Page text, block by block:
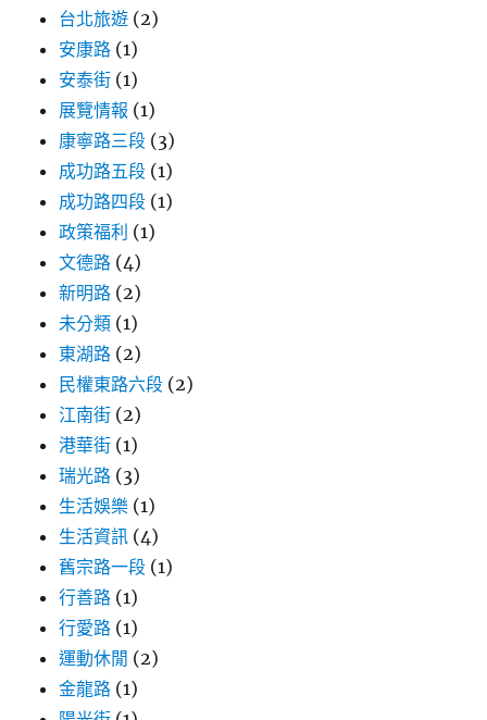
台北旅遊 (2)
安康路 (1)
安泰街 (1)
展覽情報 (1)
康寧路三段 (3)
成功路五段 (1)
成功路四段 (1)
政策福利 (1)
文德路 (4)
新明路 (2)
未分類 (1)
東湖路 (2)
民權東路六段 (2)
江南街 (2)
港華街 (1)
瑞光路 (3)
生活娛樂 (1)
生活資訊 (4)
舊宗路一段 (1)
行善路 (1)
行愛路 (1)
運動休閒 (2)
金龍路 (1)